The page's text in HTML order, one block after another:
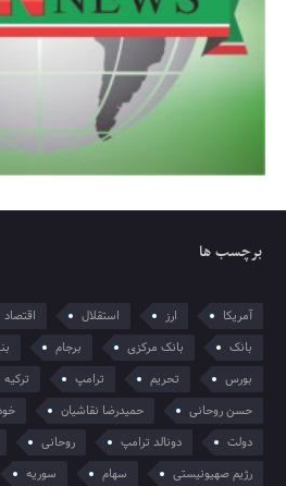
برچسب ها
آمریکا ارز استقلال اقتصاد
بانک
بانک مرکزی برجام
بورس
تحریم ترامپ ترکیه
حسن روحانی
حمیدرضا نقاشیان
دولت
دونالد ترامپ روحانی
رژیم صهیونیستی
سهام سوریه